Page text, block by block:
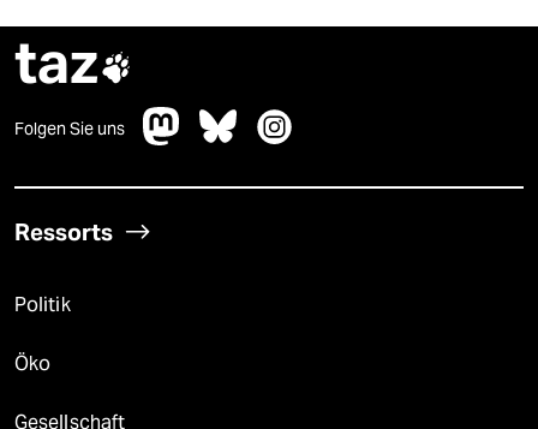
taz
Folgen Sie uns
Ressorts
Politik
Öko
Gesellschaft